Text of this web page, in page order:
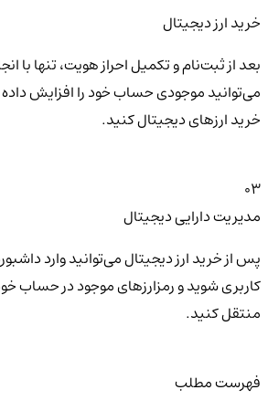
خرید ارز دیجیتال
بعد از ثبت‌نام و تکمیل احراز هویت، تنها با
می‌توانید موجودی حساب خود را افزایش داده
خرید ارزهای دیجیتال کنید.
03
مدیریت دارایی دیجیتال
پس از خرید ارز دیجیتال می‌توانید وارد
کاربری شوید و رمزارزهای موجود در حساب
منتقل کنید.
فهرست مطلب